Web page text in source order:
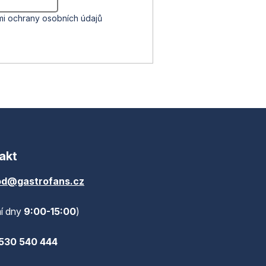
ochrany osobních údajů
dny 9:00-15:00)
540 444